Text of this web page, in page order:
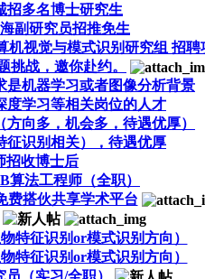
招多名博士研究生
副研究员招推免生
机视觉与模式识别研究组 招聘
挑战，邀你赴约。
是机器学习或者图像分析背景
度学习等相关岗位的人才
向多，机会多，待遇优厚）
征识别相关），待遇优厚
招收博士后
算法工程师（全职）
费搭伙共享学术平台
特征识别or模式识别方向）
特征识别or模式识别方向）
（实习/全职）